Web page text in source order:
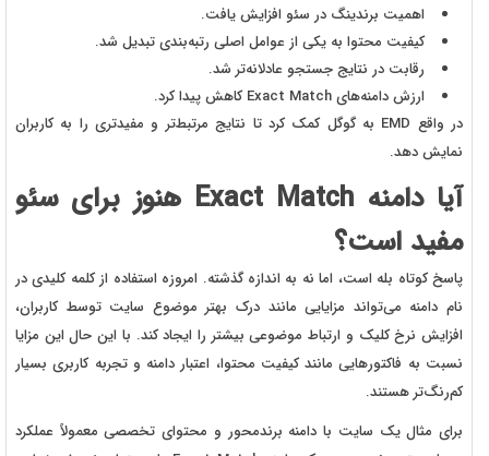
اهمیت برندینگ در سئو افزایش یافت.
کیفیت محتوا به یکی از عوامل اصلی رتبه‌بندی تبدیل شد.
رقابت در نتایج جستجو عادلانه‌تر شد.
ارزش دامنه‌های Exact Match کاهش پیدا کرد.
در واقع EMD به گوگل کمک کرد تا نتایج مرتبط‌تر و مفیدتری را به کاربران
نمایش دهد.
آیا دامنه Exact Match هنوز برای سئو
مفید است؟
پاسخ کوتاه بله است، اما نه به اندازه گذشته. امروزه استفاده از کلمه کلیدی در
نام دامنه می‌تواند مزایایی مانند درک بهتر موضوع سایت توسط کاربران،
افزایش نرخ کلیک و ارتباط موضوعی بیشتر را ایجاد کند. با این حال این مزایا
نسبت به فاکتورهایی مانند کیفیت محتوا، اعتبار دامنه و تجربه کاربری بسیار
کم‌رنگ‌تر هستند.
برای مثال یک سایت با دامنه برندمحور و محتوای تخصصی معمولاً عملکرد